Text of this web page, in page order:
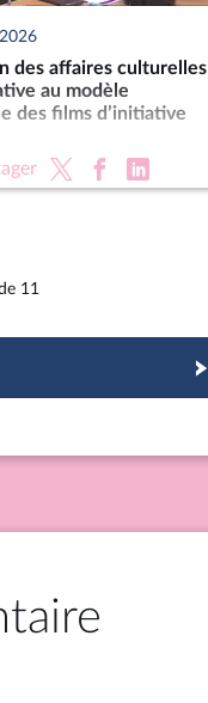
des affaires culturelles
au modèle
des films d’initiative
11